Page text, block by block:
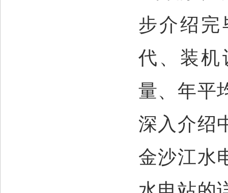
步介绍
代、装机
量、年平
深入介绍
金沙江水